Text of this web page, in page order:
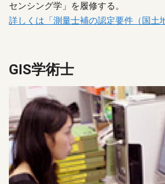
センシング学」を履修する。
詳しくは「測量士補の認定要件（国土
GIS学術士